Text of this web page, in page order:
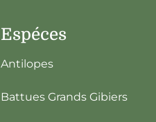
Espéces
Antilopes
Battues Grands Gibiers